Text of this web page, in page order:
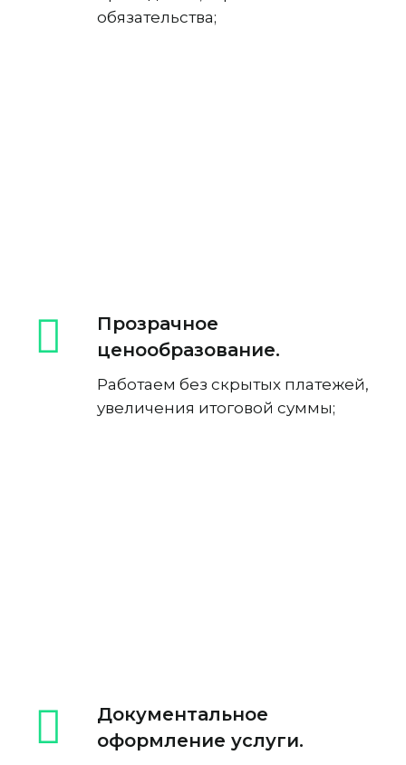
обязательства;
Прозрачное
ценообразование.
Работаем без скрытых платежей,
увеличения итоговой суммы;
Документальное
оформление услуги.